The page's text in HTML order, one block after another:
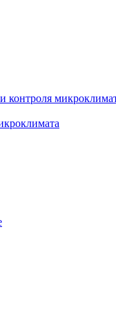
контроля